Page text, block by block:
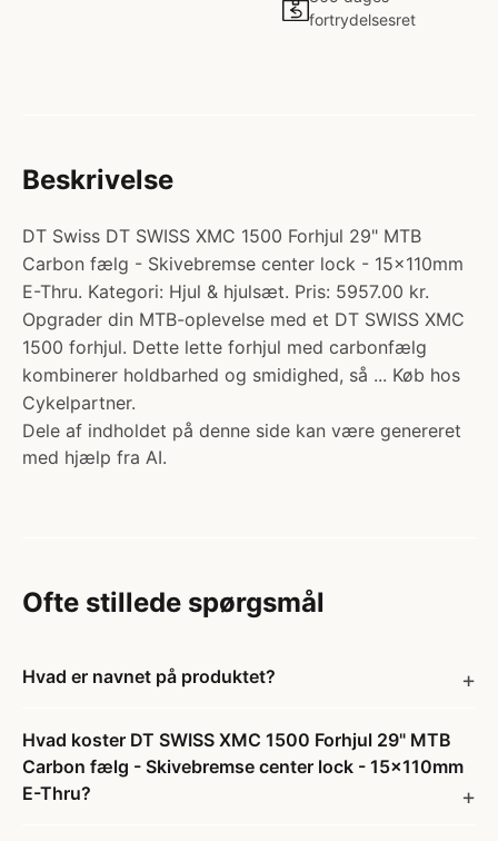
fortrydelsesret
Beskrivelse
DT Swiss DT SWISS XMC 1500 Forhjul 29" MTB
Carbon fælg - Skivebremse center lock - 15x110mm
E-Thru. Kategori: Hjul & hjulsæt. Pris: 5957.00 kr.
Opgrader din MTB-oplevelse med et DT SWISS XMC
1500 forhjul. Dette lette forhjul med carbonfælg
kombinerer holdbarhed og smidighed, så ... Køb hos
Cykelpartner.
Dele af indholdet på denne side kan være genereret
med hjælp fra AI.
Ofte stillede spørgsmål
Hvad er navnet på produktet?
Hvad koster DT SWISS XMC 1500 Forhjul 29" MTB
Carbon fælg - Skivebremse center lock - 15x110mm
E-Thru?